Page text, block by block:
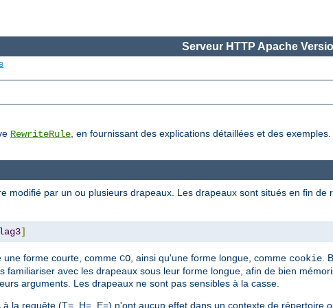
Serveur HTTP Apache
RewriteRule, en fournissant des explications détaillées et des exemples.
modifié par un ou plusieurs drapeaux. Les drapeaux sont situés en fin de
]
une forme courte, comme CO , ainsi qu'une forme longue, comme cookie .
familiariser avec les drapeaux sous leur forme longue, afin de bien
arguments. Les drapeaux ne sont pas sensibles à la casse.
la requête (T=, H=, E=) n'ont aucun effet dans un contexte de répertoire